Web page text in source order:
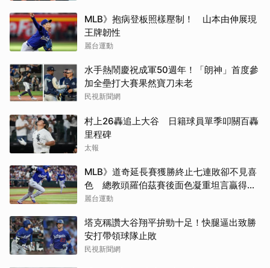
MLB》抱病登板照樣壓制！ 山本由伸展現
王牌韌性
麗台運動
水手熱鬧慶祝成軍50週年！「朗神」首度參
加全壘打大賽果然寶刀未老
民視新聞網
村上26轟追上大谷 日籍球員單季叩關百轟
里程碑
太報
MLB》道奇延長賽獲勝終止七連敗卻不見喜
色 總教頭羅伯茲賽後面色凝重坦言贏得辛
苦
麗台運動
塔克稱讚大谷翔平拚勁十足！快腿逼出致勝
安打帶領球隊止敗
民視新聞網